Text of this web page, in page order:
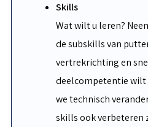
Skills
Wat wilt u leren?
de subskills van
vertrekrichting en
deelcompetentie wilt
we technisch
skills ook verbeteren